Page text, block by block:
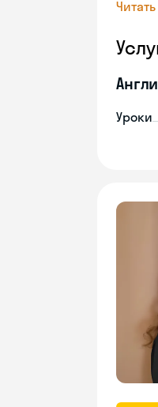
Уроки